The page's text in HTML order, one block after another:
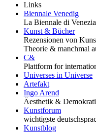
Links
Biennale Venedig
La Biennale di Venezia
Kunst & Bücher
Rezensionen von
Theorie & manchmal
C&
Plattform for
Universes in Universe
Artefakt
Ingo Arend
Äesthetik &
Kunstforum
wichtigste
Kunstblog